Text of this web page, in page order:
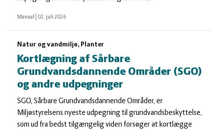
Manual 02. juli 2026
Natur og vandmiljø, Planter
Kortlægning af Sårbare
Grundvandsdannende Områder (SGO)
og andre udpegninger
SGO, Sårbare Grundvandsdannende Områder, er
Miljøstyrelsens nyeste udpegning til grundvandsbeskyttelse,
som ud fra bedst tilgængelig viden forsøger at kortlægge